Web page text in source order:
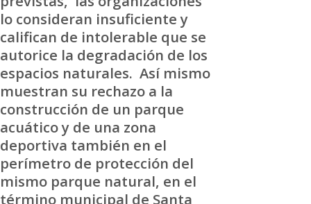
lo consideran insuficiente y
califican de intolerable que se
autorice la degradación de los
espacios naturales. Así mismo
muestran su rechazo a la
construcción de un parque
acuático y de una zona
deportiva también en el
perímetro de protección del
mismo parque natural, en el
término municipal de Santa